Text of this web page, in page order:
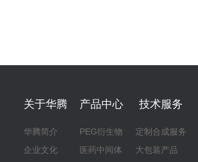
关于华腾
华腾简介
企业文化
产品中心
PEG衍生物
医药中间体
技术服务
定制合成服务
大包装产品